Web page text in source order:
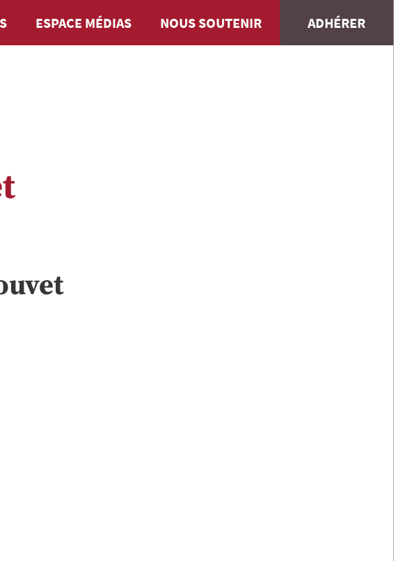
ESPACE MÉDIAS NOUS SOUTENIR ADHÉRER